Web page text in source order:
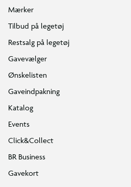
Mærker
Tilbud på legetøj
Restsalg på legetøj
Gavevælger
Ønskelisten
Gaveindpakning
Katalog
Events
Click&Collect
BR Business
Gavekort